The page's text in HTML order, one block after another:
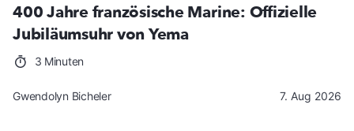
400 Jahre französische Marine: Offizielle
Jubiläumsuhr von Yema
3 Minuten
Gwendolyn Bicheler 7. Aug 2026